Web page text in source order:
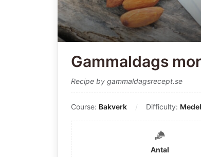
Gammaldags
Recipe by gammaldagsrecept.se
Course: Bakverk Difficulty:
Antal